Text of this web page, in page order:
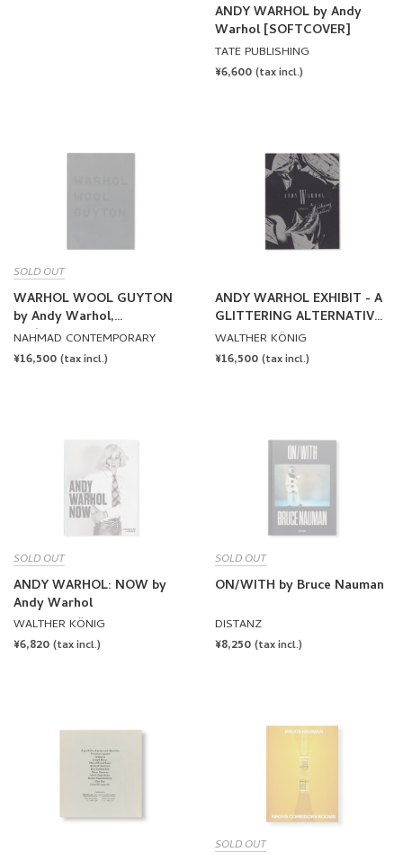
ANDY WARHOL by Andy
Warhol [SOFTCOVER]
TATE PUBLISHING
REGULAR
¥6,600 (tax incl.)
SOLD OUT
WARHOL WOOL GUYTON
by Andy Warhol,
Christopher Wool, Wade
Guyton
NAHMAD CONTEMPORARY
REGULAR
¥16,500 (tax incl.)
ANDY WARHOL EXHIBIT - A
GLITTERING ALTERNATIVE
by Andy Warhol
WALTHER KÖNIG
REGULAR
¥16,500 (tax incl.)
SOLD OUT
ANDY WARHOL: NOW by
Andy Warhol
WALTHER KÖNIG
REGULAR
¥6,820 (tax incl.)
SOLD OUT
ON/WITH by Bruce Nauman
DISTANZ
REGULAR
¥8,250 (tax incl.)
SOLD OUT